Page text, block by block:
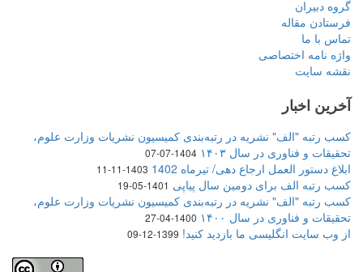
گروه دبیران
فرستادن مقاله
تماس با ما
واژه نامه اختصاصی
نقشه سایت
آخرین اخبار
کسب رتبه "الف" نشریه در رتبه‌بندی کمیسیون نشریات وزارت علوم،
تحقیقات و فناوری در سال ۱۴۰۳
1404-07-07
ابلاغ دستور العمل ارجاع دهی/ تیرماه 1402 1403-11-11
کسب رتبه الف برای دومین سال پیاپی 1401-05-19
کسب رتبه "الف" نشریه در رتبه‌بندی کمیسیون نشریات وزارت علوم،
تحقیقات و فناوری در سال ۱۴۰۰
1400-04-27
از وب سایت انگلیسی ما بازدید کنید! 1399-12-09